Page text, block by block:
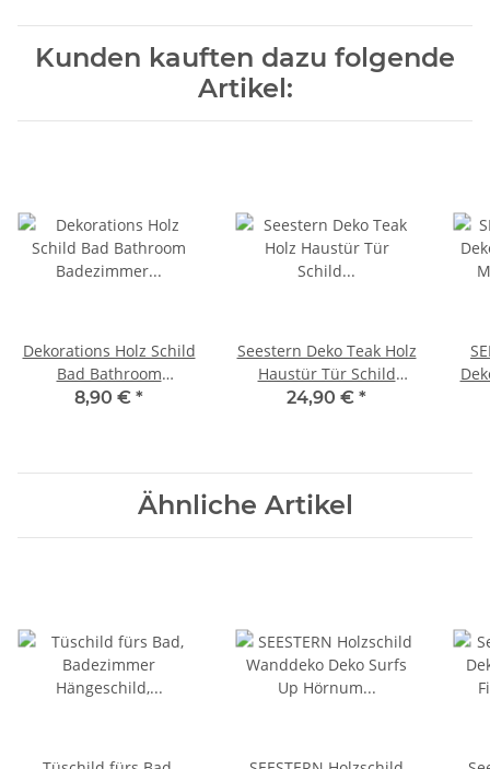
Kunden kauften dazu folgende
Artikel:
Dekorations Holz Schild
Bad Bathroom
Badezimmer
8,90 € *
Seestern Deko Teak Holz
Haustür Tür Schild
Welcome mit Gecko
24,90 € *
Ähnliche Artikel